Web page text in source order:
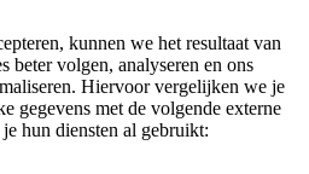
kunnen we het resultaat van
beter volgen, analyseren en ons
Hiervoor vergelijken we je
gegevens met de volgende externe
hun diensten al gebruikt: